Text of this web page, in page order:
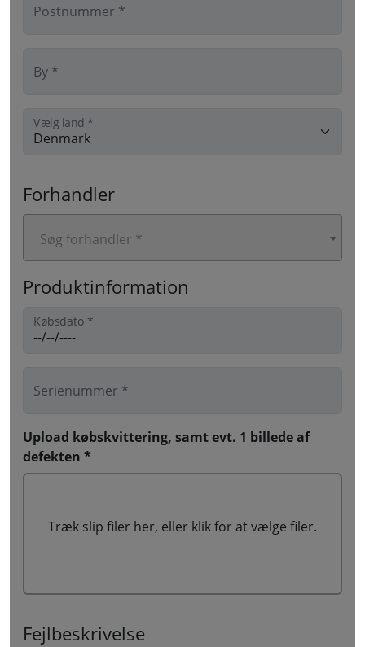
Postnummer *
By *
Vælg land *
Forhandler
Søg forhandler *
Produktinformation
Købsdato *
Serienummer *
Upload købskvittering, samt evt. 1 billede af
defekten *
Træk slip filer her, eller klik for at vælge filer.
Fejlbeskrivelse